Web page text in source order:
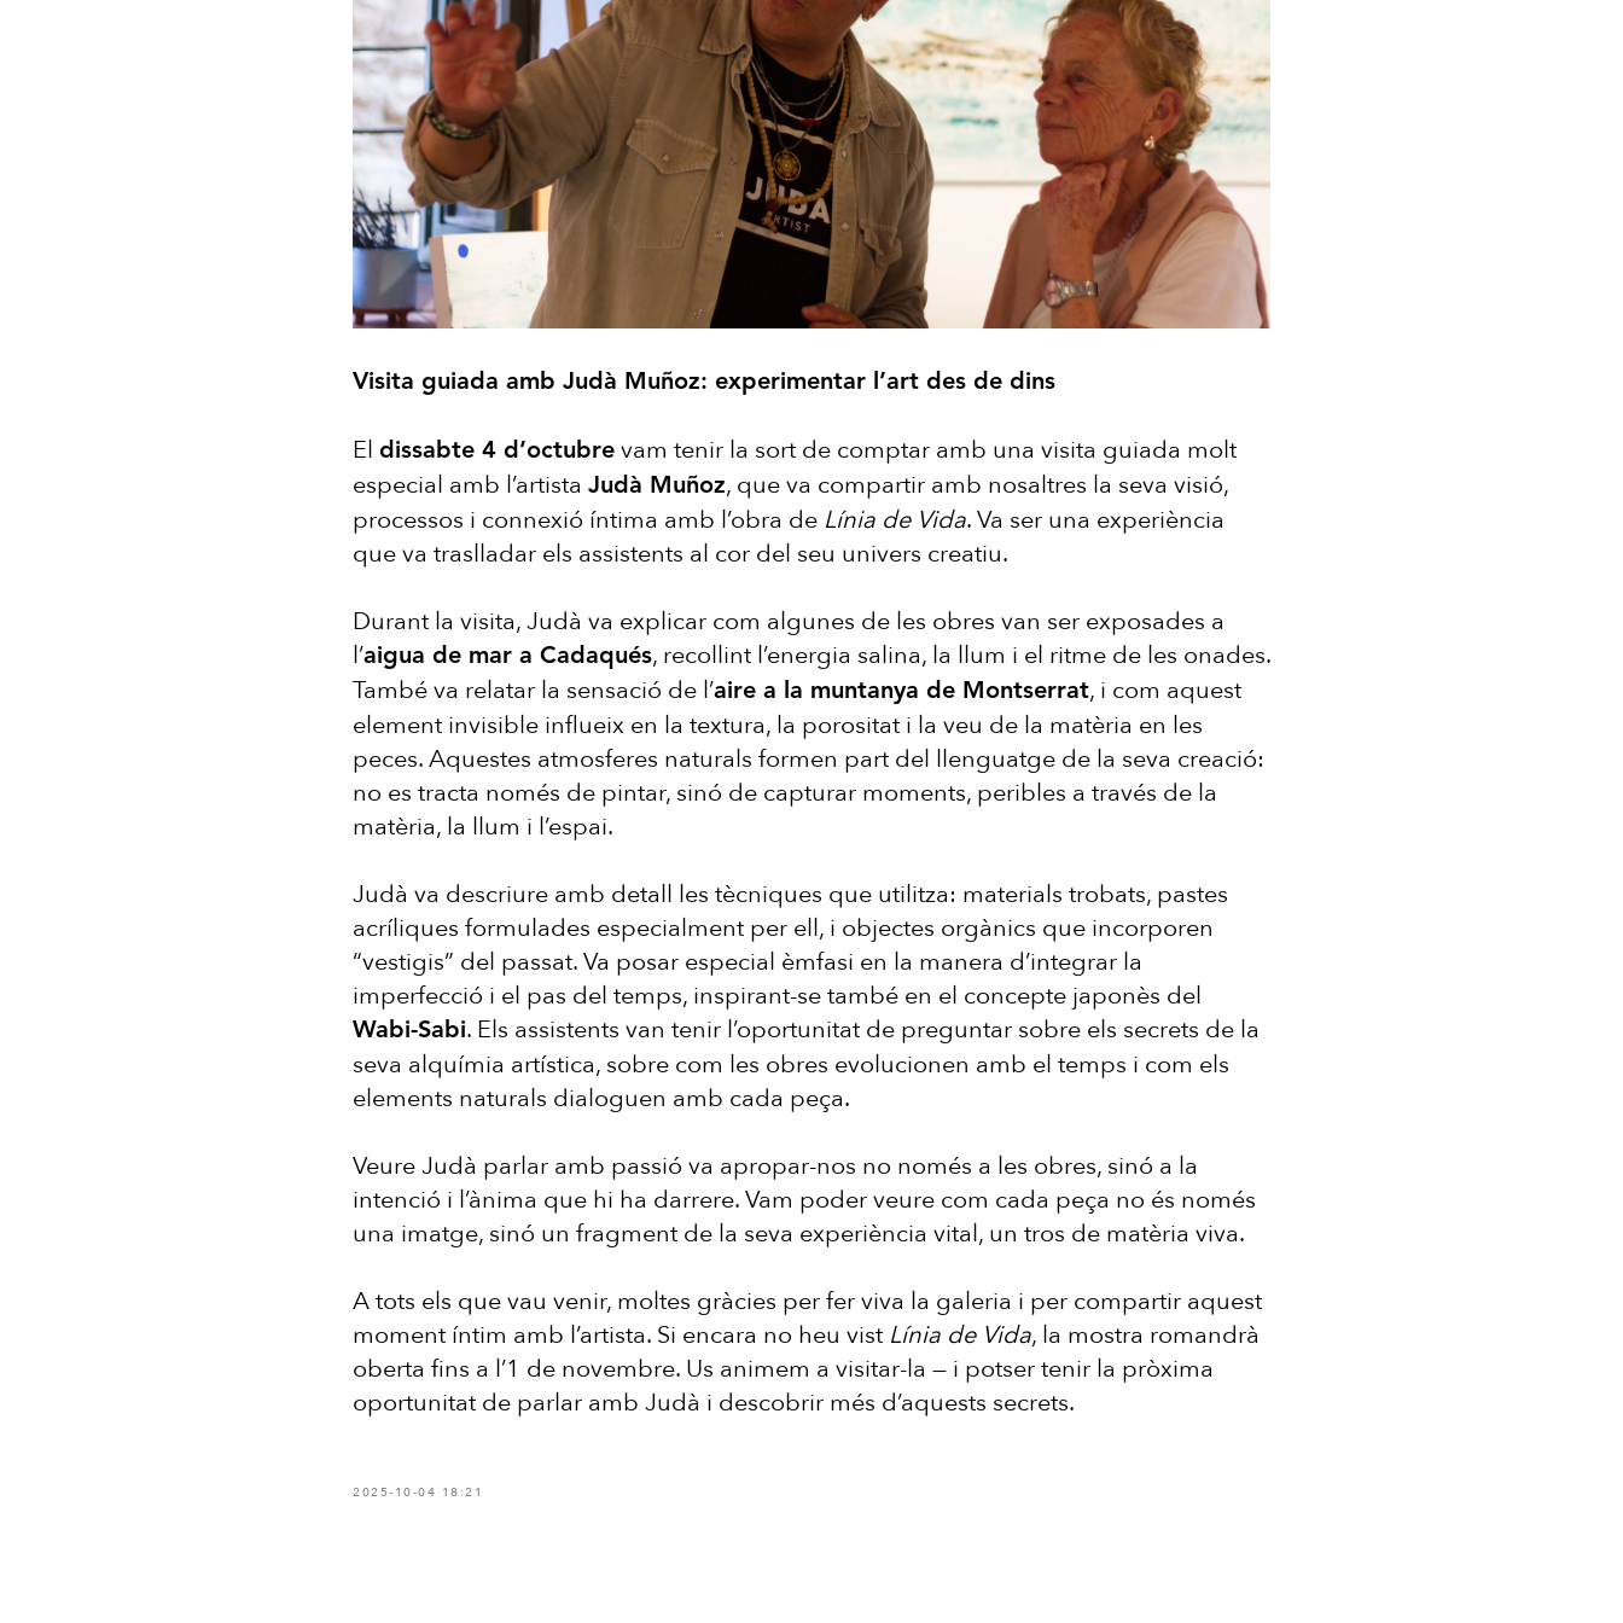
Visita guiada amb Judà Muñoz: experimentar l’art des de dins
El dissabte 4 d’octubre vam tenir la sort de comptar amb una visita guiada molt
especial amb l’artista Judà Muñoz, que va compartir amb nosaltres la seva visió,
processos i connexió íntima amb l’obra de Línia de Vida. Va ser una experiència
que va traslladar els assistents al cor del seu univers creatiu.
Durant la visita, Judà va explicar com algunes de les obres van ser exposades a
l’aigua de mar a Cadaqués, recollint l’energia salina, la llum i el ritme de les onades.
També va relatar la sensació de l’aire a la muntanya de Montserrat, i com aquest
element invisible influeix en la textura, la porositat i la veu de la matèria en les
peces. Aquestes atmosferes naturals formen part del llenguatge de la seva creació:
no es tracta només de pintar, sinó de capturar moments, peribles a través de la
matèria, la llum i l’espai.
Judà va descriure amb detall les tècniques que utilitza: materials trobats, pastes
acríliques formulades especialment per ell, i objectes orgànics que incorporen
“vestigis” del passat. Va posar especial èmfasi en la manera d’integrar la
imperfecció i el pas del temps, inspirant-se també en el concepte japonès del
Wabi-Sabi. Els assistents van tenir l’oportunitat de preguntar sobre els secrets de la
seva alquímia artística, sobre com les obres evolucionen amb el temps i com els
elements naturals dialoguen amb cada peça.
Veure Judà parlar amb passió va apropar-nos no només a les obres, sinó a la
intenció i l’ànima que hi ha darrere. Vam poder veure com cada peça no és només
una imatge, sinó un fragment de la seva experiència vital, un tros de matèria viva.
A tots els que vau venir, moltes gràcies per fer viva la galeria i per compartir aquest
moment íntim amb l’artista. Si encara no heu vist Línia de Vida, la mostra romandrà
oberta fins a l’1 de novembre. Us animem a visitar-la — i potser tenir la pròxima
oportunitat de parlar amb Judà i descobrir més d’aquests secrets.
2025-10-04 18:21